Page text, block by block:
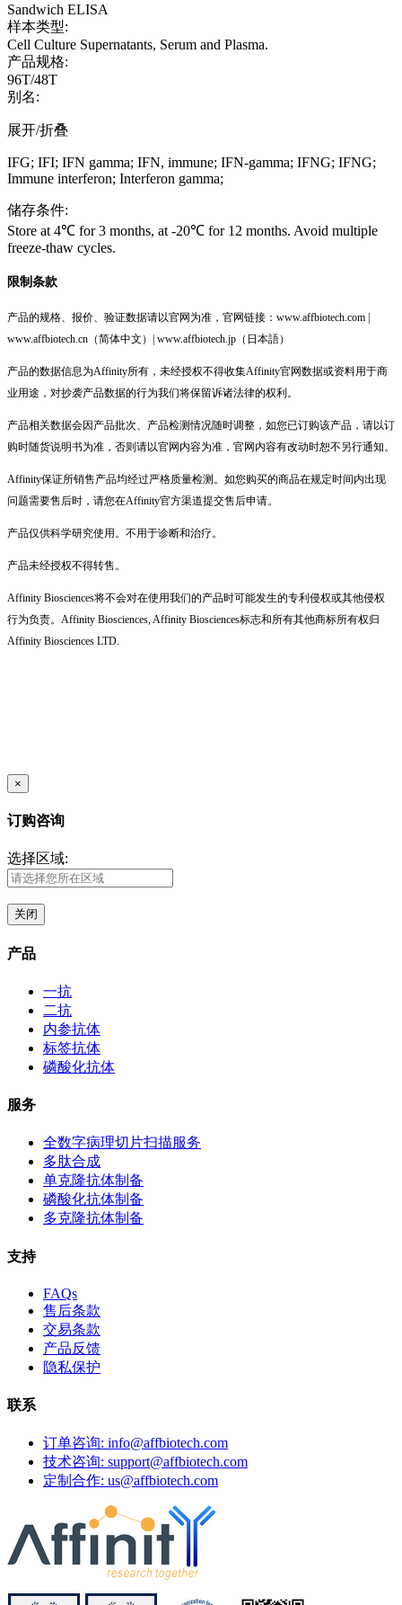
Sandwich ELISA
样本类型:
Cell Culture Supernatants, Serum and Plasma.
产品规格:
96T/48T
别名:
展开/折叠
IFG; IFI; IFN gamma; IFN, immune; IFN-gamma; IFNG; IFNG;
Immune interferon; Interferon gamma;
储存条件:
Store at 4℃ for 3 months, at -20℃ for 12 months. Avoid multiple
freeze-thaw cycles.
限制条款
产品的规格、报价、验证数据请以官网为准，官网链接：www.affbiotech.com |
www.affbiotech.cn（简体中文）| www.affbiotech.jp（日本語）
产品的数据信息为Affinity所有，未经授权不得收集Affinity官网数据或资料用于商
业用途，对抄袭产品数据的行为我们将保留诉诸法律的权利。
产品相关数据会因产品批次、产品检测情况随时调整，如您已订购该产品，请以订
购时随货说明书为准，否则请以官网内容为准，官网内容有改动时恕不另行通知。
Affinity保证所销售产品均经过严格质量检测。如您购买的商品在规定时间内出现
问题需要售后时，请您在Affinity官方渠道提交售后申请。
产品仅供科学研究使用。不用于诊断和治疗。
产品未经授权不得转售。
Affinity Biosciences将不会对在使用我们的产品时可能发生的专利侵权或其他侵权
行为负责。Affinity Biosciences, Affinity Biosciences标志和所有其他商标所有权归
Affinity Biosciences LTD.
×
订购咨询
选择区域:
关闭
产品
一抗
二抗
内参抗体
标签抗体
磷酸化抗体
服务
全数字病理切片扫描服务
多肽合成
单克隆抗体制备
磷酸化抗体制备
多克隆抗体制备
支持
FAQs
售后条款
交易条款
产品反馈
隐私保护
联系
订单咨询: info@affbiotech.com
技术咨询: support@affbiotech.com
定制合作: us@affbiotech.com